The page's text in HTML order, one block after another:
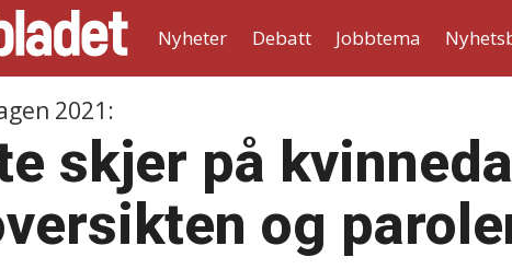
Nyheter Debatt Jobbtema
2021:
skjer på
og